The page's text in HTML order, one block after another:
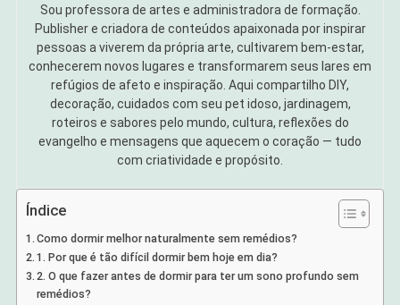
Sou professora de artes e administradora de formação.
Publisher e criadora de conteúdos apaixonada por inspirar
pessoas a viverem da própria arte, cultivarem bem-estar,
conhecerem novos lugares e transformarem seus lares em
refúgios de afeto e inspiração. Aqui compartilho DIY,
decoração, cuidados com seu pet idoso, jardinagem,
roteiros e sabores pelo mundo, cultura, reflexões do
evangelho e mensagens que aquecem o coração — tudo
com criatividade e propósito.
Índice
Como dormir melhor naturalmente sem remédios?
1. Por que é tão difícil dormir bem hoje em dia?
2. O que fazer antes de dormir para ter um sono profundo sem
remédios?